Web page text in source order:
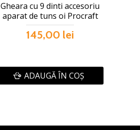
Gheara cu 9 dinti accesoriu
aparat de tuns oi Procraft
145,00 lei
ADAUGĂ ÎN COŞ